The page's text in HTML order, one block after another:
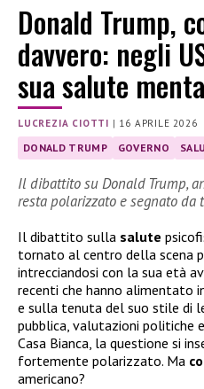
Donald Trump,
davvero: negli
sua salute
LUCREZIA CIOTTI | 16 APRILE 2026
DONALD TRUMP GOVERNO
Il dibattito su Donald Trump,
resta polarizzato e segnato da
Il dibattito sulla salute
tornato al centro della scena
intrecciandosi con la sua età
recenti che hanno alimentato
e sulla tenuta del suo stile di
pubblica, valutazioni politiche
Casa Bianca, la questione si
fortemente polarizzato. Ma
americano?